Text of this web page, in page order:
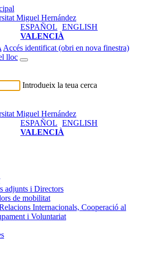
ESPAÑOL ENGLISH
VALENCIÀ
Accés identificat (obri en nova finestra)
lloc
Introdueix la teua cerca
ESPAÑOL ENGLISH
VALENCIÀ
adjunts i Directors
de mobilitat
Internacionals, Cooperació al
i Voluntariat